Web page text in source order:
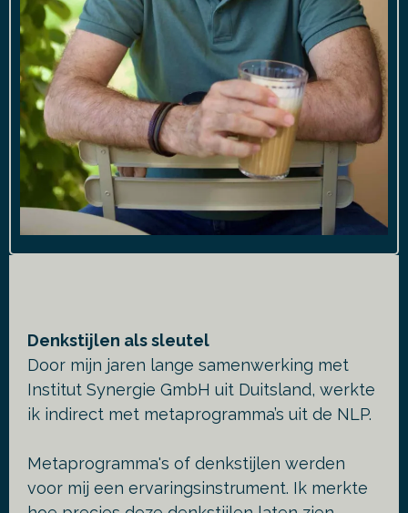
Denkstijlen als sleutel
Door mijn jaren lange samenwerking met
Institut Synergie GmbH uit Duitsland, werkte
ik indirect met metaprogramma’s uit de NLP.
Metaprogramma's of denkstijlen werden
voor mij een ervaringsinstrument. Ik merkte